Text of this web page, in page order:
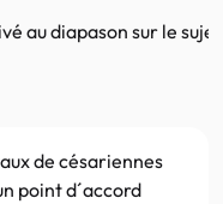
au diapason sur le
de césariennes
point d´accord